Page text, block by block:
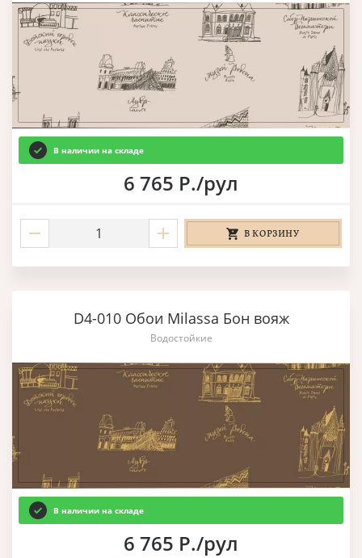
В наличии на складе
6 765 Р./рул
В КОРЗИНУ
D4-010 Обои Milassa Бон вояж
Водостойкие
В наличии на складе
6 765 Р./рул